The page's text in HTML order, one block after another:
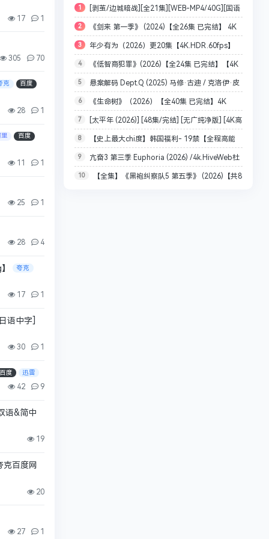
17 1
305 70
克 百度
28 1
里 百度
11 1
25 1
28 4
夸克
17 1
语中字]
30 1
度 迅雷
42 9
语&简中
19
百度网
20
27 1
1 [剥茧/边城暗战][全21集][WEB-MP4/40G][国语
配音/中文字幕][4K-2160P][罗云熙 刘雅瑟 2025最
新]
2 《剑来 第一季》 (2024)【全26集 已完结】 4K
HDR 无损超清【内置官方中文字幕】【1.2G/集 共
49.9G】
3 年少有为（2026）更20集【4K.HDR.60fps】
【内封简中】单集1.5G
4 《低智商犯罪》(2026)【全24集 已完结】【4K
SDR 无损超高清】【内置官方中文字幕】【1.5G/集
共26.7G】【王骁/田曦薇/王传君】擒贼记
5 悬案解码 Dept.Q (2025) 马修·古迪 / 克洛伊·皮
里 4K 全9集[内封简英双语字幕][70G]
6 《生命树》（2026）【全40集 已完结】4K
HDR 超高清【内置官方中文字幕】共77.7G【杨紫/
胡歌/李光洁】
7 [太平年 (2026)] [48集/完结] [无广纯净版] [4K高
配/杜比视界+SDR60FPS/5.1环绕声+无损HiFi
声/204G+255G]
8 【史上最大chi度】韩国福利- 19禁【全程高能
精华版】大灯狂甩绝绝子！！
9 亢奋3 第三季 Euphoria (2026) /4k.HiveWeb杜
比音效/内封简繁/夸克/百度网盘资源【单集8GB】
10 【全集】《黑袍纠察队5 第五季》 (2026)【共8